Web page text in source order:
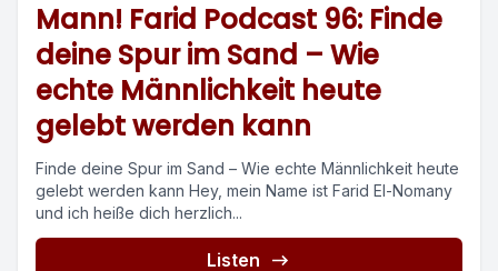
Mann! Farid Podcast 96: Finde
deine Spur im Sand – Wie
echte Männlichkeit heute
gelebt werden kann
Finde deine Spur im Sand – Wie echte Männlichkeit heute
gelebt werden kann Hey, mein Name ist Farid El-Nomany
und ich heiße dich herzlich...
Listen